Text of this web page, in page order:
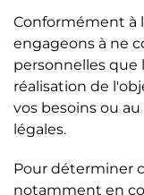
Conformément à
engageons à ne
personnelles que
réalisation de
vos besoins ou
légales.
Pour déterminer
notamment en